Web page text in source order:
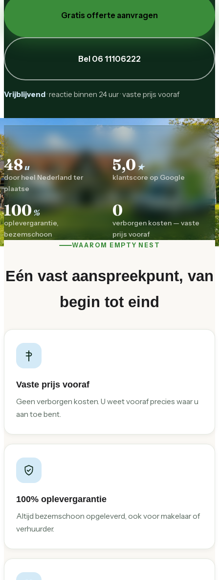
Gratis offerte aanvragen
Bel 06 11106222
Vrijblijvend· reactie binnen 24 uur · vaste prijs vooraf
48u
door heel Nederland ter
plaatse
5,0★
klantscore op Google
100 %
oplevergarantie,
bezemschoon
0
verborgen kosten — vaste
prijs vooraf
WAAROM EMPTY NEST
Eén vast aanspreekpunt, van
begin tot eind
Vaste prijs vooraf
Geen verborgen kosten. U weet vooraf precies waar u
aan toe bent.
100% oplevergarantie
Altijd bezemschoon opgeleverd, ook voor makelaar of
verhuurder.